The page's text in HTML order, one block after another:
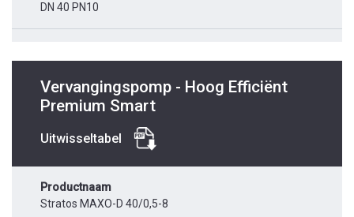
DN 40 PN10
Vervangingspomp - Hoog Efficiënt
Premium Smart
Uitwisseltabel
Productnaam
Stratos MAXO-D 40/0,5-8